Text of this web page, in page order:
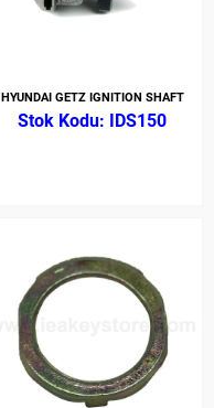
HYUNDAI GETZ IGNITION SHAFT
IDS150